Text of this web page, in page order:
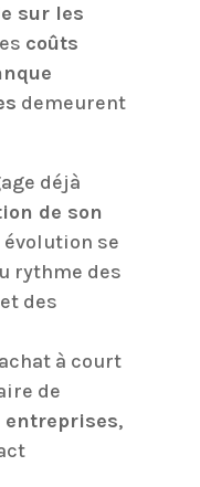
sur les
coûts
demeurent
déjà
de son
évolution se
rythme des
des
à court
de
,